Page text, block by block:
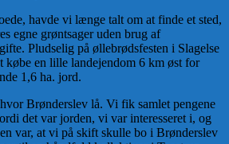
havde vi længe talt om at finde et sted,
egne grøntsager uden brug af
Pludselig på øllebrødsfesten i Slagelse
købe en lille landejendom 6 km øst for
1,6 ha. jord.
Brønderslev lå. Vi fik samlet pengene
det var jorden, vi var interesseret i, og
var, at vi på skift skulle bo i Brønderslev